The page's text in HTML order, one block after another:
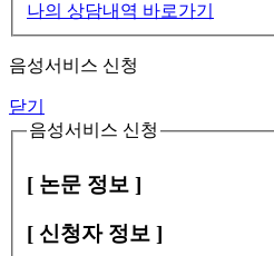
나의 상담내역 바로가기
음성서비스 신청
닫기
음성서비스 신청
[ 논문 정보 ]
[ 신청자 정보 ]